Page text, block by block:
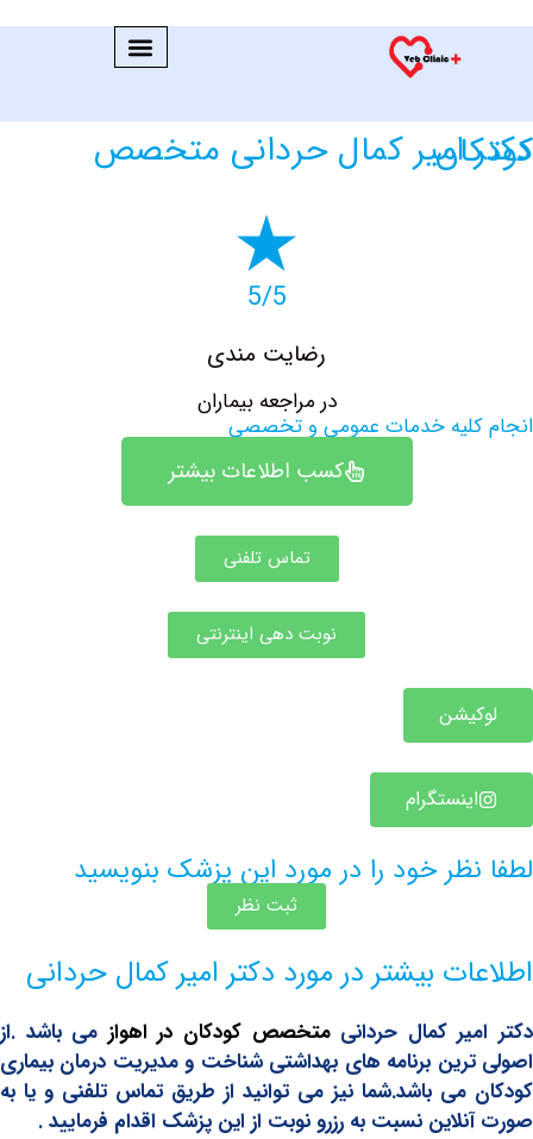
کودکان
رضایت مندی
در مراجعه بیماران
خدمات عمومی و تخصصی
کسب اطلاعات بیشتر
تماس تلفنی
نوبت دهی اینترنتی
خود را در مورد این پزشک بنویسید
ثبت نظر
بیشتر در مورد دکتر امیر کمال حردانی
کمال حردانیمتخصص کودکان در اهوازمی باشد .از
برنامه های بهداشتی شناخت و مدیریت درمان بیماری
باشد.شما نیز می توانید از طریق تماس تلفنی و یا به
نسبت به رزرو نوبت از این پزشک اقدام فرمایید .